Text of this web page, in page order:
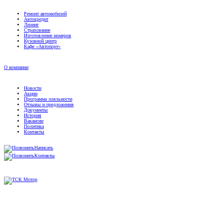
Ремонт автомобилей
Автокредит
Лизинг
Страхование
Изготовление номеров
Кузовной центр
Кафе «Автопорт»
О компании
Новости
Акции
Программа лояльности
Отзывы и предложения
Документы
История
Вакансии
Политика
Контакты
Написать
Контакты